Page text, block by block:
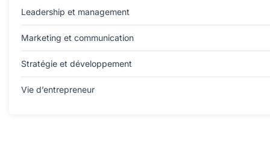
Leadership et management
Marketing et communication
Stratégie et développement
Vie d’entrepreneur